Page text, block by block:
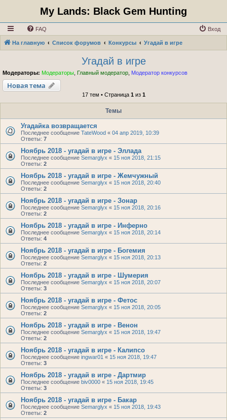
My Lands: Black Gem Hunting
FAQ Вход
На главную Список форумов Конкурсы Угадай в игре
Угадай в игре
Модераторы: Модераторы Главный модератор Модератор конкурсов
Новая тема
17 тем • Страница 1из 1
Темы
Угадайка возвращается
Последнее сообщение TateWood « 04 апр 2019, 10:39
Ответы: 7
Ноябрь 2018 - угадай в игре - Эллада
Последнее сообщение Semarglyx « 15 ноя 2018, 21:15
Ответы: 2
Ноябрь 2018 - угадай в игре - Жемчужный
Последнее сообщение Semarglyx « 15 ноя 2018, 20:40
Ответы: 2
Ноябрь 2018 - угадай в игре - Зонар
Последнее сообщение Semarglyx « 15 ноя 2018, 20:16
Ответы: 2
Ноябрь 2018 - угадай в игре - Инферно
Последнее сообщение Semarglyx « 15 ноя 2018, 20:14
Ответы: 4
Ноябрь 2018 - угадай в игре - Богемия
Последнее сообщение Semarglyx « 15 ноя 2018, 20:13
Ответы: 2
Ноябрь 2018 - угадай в игре - Шумерия
Последнее сообщение Semarglyx « 15 ноя 2018, 20:07
Ответы: 3
Ноябрь 2018 - угадай в игре - Фетос
Последнее сообщение Semarglyx « 15 ноя 2018, 20:05
Ответы: 2
Ноябрь 2018 - угадай в игре - Венон
Последнее сообщение Semarglyx « 15 ноя 2018, 19:47
Ответы: 2
Ноябрь 2018 - угадай в игре - Калипсо
Последнее сообщение ingwar01 « 15 ноя 2018, 19:47
Ответы: 3
Ноябрь 2018 - угадай в игре - Дартмир
Последнее сообщение biv0000 « 15 ноя 2018, 19:45
Ответы: 3
Ноябрь 2018 - угадай в игре - Бакар
Последнее сообщение Semarglyx « 15 ноя 2018, 19:43
Ответы: 2